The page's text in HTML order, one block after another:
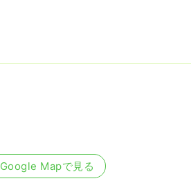
Google Mapで見る